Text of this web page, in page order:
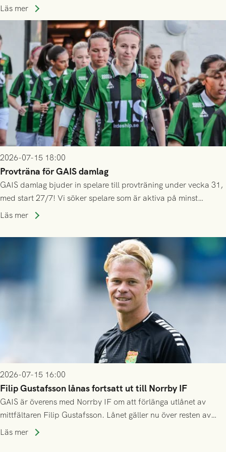
ännu inte har någon biljett kan anmäla ditt intresse. Du kan
inte själv överlåta din biljett till någon annan.
Läs mer
2026-07-15 18:00
Provträna för GAIS damlag
GAIS damlag bjuder in spelare till provträning under vecka 31,
med start 27/7! Vi söker spelare som är aktiva på minst
division 3-nivå.
Läs mer
2026-07-15 16:00
Filip Gustafsson lånas fortsatt ut till Norrby IF
GAIS är överens med Norrby IF om att förlänga utlånet av
mittfältaren Filip Gustafsson. Lånet gäller nu över resten av
säsongen 2026.
Läs mer